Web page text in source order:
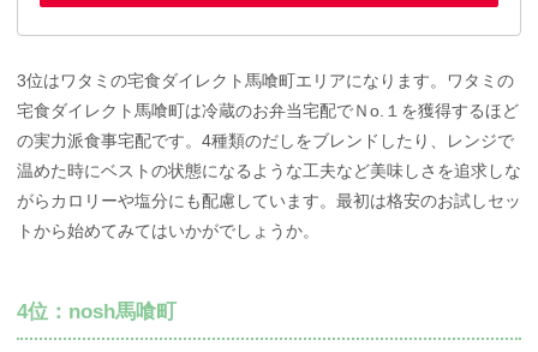
3位はワタミの宅食ダイレクト馬喰町エリアになります。ワタミの
宅食ダイレクト馬喰町は冷蔵のお弁当宅配でＮo.１を獲得するほど
の実力派食事宅配です。4種類のだしをブレンドしたり、レンジで
温めた時にベストの状態になるような工夫など美味しさを追求しな
がらカロリーや塩分にも配慮しています。最初は格安のお試しセッ
トから始めてみてはいかがでしょうか。
4位：nosh馬喰町